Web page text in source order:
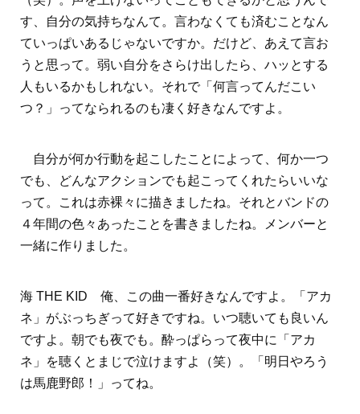
す、自分の気持ちなんて。言わなくても済むことなん
ていっぱいあるじゃないですか。だけど、あえて言お
うと思って。弱い自分をさらけ出したら、ハッとする
人もいるかもしれない。それで「何言ってんだこい
つ？」ってなられるのも凄く好きなんですよ。
自分が何か行動を起こしたことによって、何か一つ
でも、どんなアクションでも起こってくれたらいいな
って。これは赤裸々に描きましたね。それとバンドの
４年間の色々あったことを書きましたね。メンバーと
一緒に作りました。
海 THE KID 俺、この曲一番好きなんですよ。「アカ
ネ」がぶっちぎって好きですね。いつ聴いても良いん
ですよ。朝でも夜でも。酔っぱらって夜中に「アカ
ネ」を聴くとまじで泣けますよ（笑）。「明日やろう
は馬鹿野郎！」ってね。